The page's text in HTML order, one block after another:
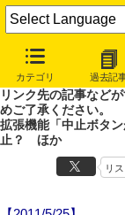
カテゴリ 過去記
やじうまWatch
噂あり、未確認情報
リンク先の記事など
めご了承ください。
拡張機能「中止ボタ
止？ ほか
リス